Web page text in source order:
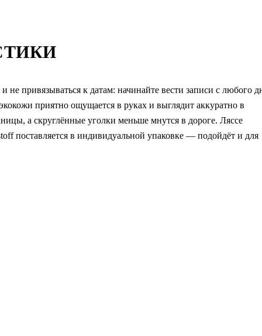
привязываться к датам: начинайте вести записи с любого
приятно ощущается в руках и выглядит аккуратно в
а скруглённые уголки меньше мнутся в дороге. Ляссе
поставляется в индивидуальной упаковке — подойдёт и для